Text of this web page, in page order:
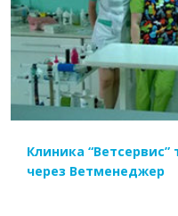
Клиника “Ветсервис”
через Ветменеджер